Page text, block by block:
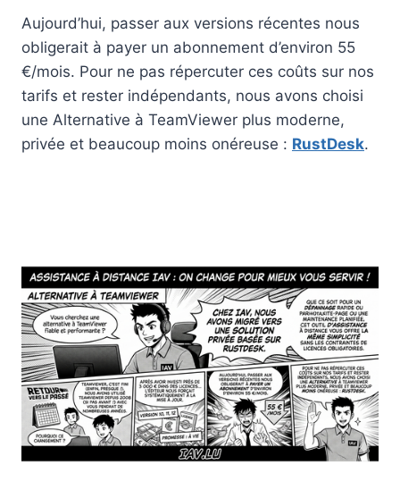
Aujourd’hui, passer aux versions récentes nous
obligerait à payer un abonnement d’environ 55
€/mois. Pour ne pas répercuter ces coûts sur nos
tarifs et rester indépendants, nous avons choisi
une Alternative à TeamViewer plus moderne,
privée et beaucoup moins onéreuse : RustDesk.